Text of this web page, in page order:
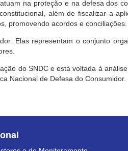
na proteção e na defesa dos
além de fiscalizar a
promovendo acordos e conciliações.
Elas representam o conjunto
do SNDC e está voltada à
Nacional de Defesa do Consumidor.